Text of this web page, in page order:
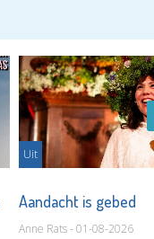
Uit
Aandacht is gebed
Anne Rats - 01-08-2026